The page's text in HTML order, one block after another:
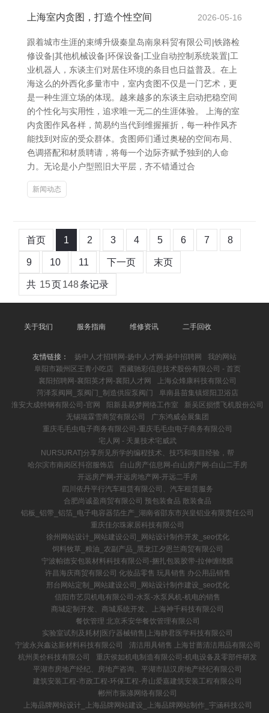
上海室内贪图，打造个性空间 2026-05-16
跟着城市生涯的束缚升级秦皇岛南泉科贸有限公司|铁路检
修设备|其他机械设备|环保设备|工业自动控制系统装置|工
业机器人，东谈主们对居住环境的条目也日益普及。在上
海这么的外西化多量市中，室内贪图不仅是一门艺术，更
是一种生涯立场的体现。越来越多的东谈主启动把稳空间
的个性化与实用性，追求唯一无二的生涯体验。 上海的室
内贪图作风各样，简易约当代到维握摧折，每一种作风齐
能找到对应的受众群体。贪图师们通过奥秘的空间布局、
色调搭配和材质聘请，将每一个边际齐赋予独到的人命
力。无论是小户型照旧大平层，齐不错通过合
新闻动态
首页 1 2 3 4 5 6 7 8
9 10 11 下一页 末页
共 15页148条记录
关于我们 服务指南 维修资讯 二手回收
友情链接： 扬中人才招聘网-扬中人才网-扬中招聘网
我的网站
阜阳市颍州区王青小吃店
西藏驰彩信息技术股份有限公司 - 首页
襄阳招聘网-襄阳英才网-襄阳人才网
上海众烽康科技有限公司
菏泽泵阀网_泵阀门_制造供应泵阀门
阜南县苗集镇煜阳卫浴店
淮安大成特钢有限公司-官网
阳新县易梦网络工作室
新吴区损惯飞机股份公司
无锡瑞霖雪商贸有限公司
广东鸿威会展集团
重庆毛毛虫电子商务有限公司-重庆毛毛虫电子商务有限公司
宅人网 - 天巢技术宅威武
NURSURAT|分享所见所学的编程技术、技巧和项目经验，帮
哈尔滨市南岗区抖宿服饰店
白山房产信息网-白山房产网-白山二手房
开远房产网-开远房地产网-开远二手房
四川依丹平行汽车租赁有限公司、汽车租赁服务
合肥尚诚盈商贸有限公司 预包装食品 散装食品
铝板_铝带_铝箔_电子电容器箔生产_湖南省邵东市兴皇铝业有限责任公司
重庆佳尔珠家居科技有限公司
徐州网站设计_网站建设公司_网站设计制作开发_seo优化
饲料牧草_粮油_农副产品_黑龙江夕恩兰商贸有限公司
宁波帕德安包装材料科技有限公司-捆扎包装胶带-拉伸缠绕膜
许昌海庆商贸有限公司 化妆品零售 玩具销售 办公用品销售
邢台网站定制_网站建设公司_网站设计制作建设_seo优化
信阳市艺贝机电有限公司-水泵-水泵风机-机电的销售
商城定制开发、商城系统开发、上海神千科技有限公司
餐饮管理 北京禾安华餐饮管理有限公司
实验室试剂及耗材|医疗器械销售|上海静君医学科技有限公司
宁波永兴鑫达新材料科技有限公司
清洁用具销售 上海甘蔷清洁用品有限公司
杭州美价科技有限公司
重庆侯如机电制造有限公司-机电设备及零部件研发
平湖市房地产经纪、房地产咨询、平湖市喆汉房地产经纪有限公司
建筑安装工程-市政工程-环保工程-舟山爱嘉建筑安装工程有限公司
郴州市振涤网络有限公司
上海品牌网站设计_上海品牌网站建设_上海品牌网站制作_宇涵科技公司